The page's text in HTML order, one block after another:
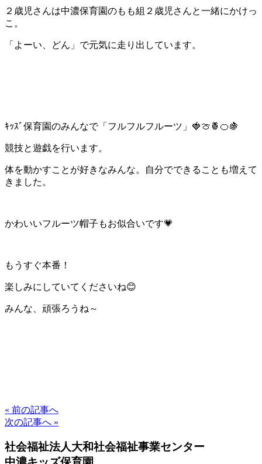
２歳児さんは中濃保育園のもも組２歳児さんと一緒にかけっ
こ。
「よーい、どん」で元気に走り出しています。
ｷｯｽﾞ保育園のみんなで「フルフルフルーツ」🍓🍈🍍🍊🍇
競技と遊戯を行います。
体を動かすことが好きなみんな。自分でできることも増えて
きました。
かわいいフルーツ帽子もお似合いです💗
もうすぐ本番！
楽しみにしていてくださいね😊
みんな、頑張ろうね～
« 前の記事へ
次の記事へ »
社会福祉法人大和社会福祉事業センター